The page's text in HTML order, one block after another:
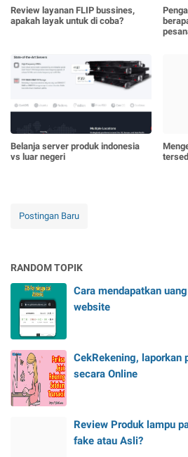
Review layanan FLIP bussines,
apakah layak untuk di coba?
Belanja server produk indonesia
vs luar negeri
Postingan Baru
RANDOM TOPIK
Cara mendapatkan
website
CekRekening, laporkan
secara Online
Review Produk lampu
fake atau Asli?